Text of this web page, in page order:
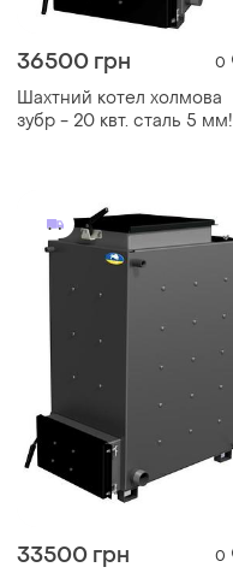
36500 грн 0
Шахтний котел холмова
зубр - 20 квт. сталь 5 мм!
33500 грн 0